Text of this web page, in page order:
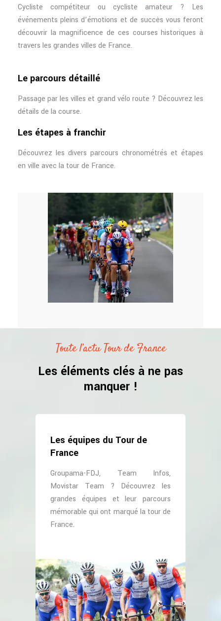
Cycliste compétiteur ou cycliste amateur ? Les
événements pleins d’émotions et de succès vous feront
découvrir la magnificence de ces courses historiques à
travers les grandes villes de France.
Le parcours détaillé
Passage par les villes et grand vélo route ? Découvrez les
détails de la course.
Les étapes à franchir
Découvrez les divers parcours chronométrés et étapes
en ville avec la tour de France.
Toute l’actu Tour de France
Les éléments clés à ne pas
manquer !
Les équipes du Tour de
France
Groupama-FDJ, Team Infos,
Movistar Team ? Découvrez les
grandes équipes et leur parcours
mémorable qui ont marqué la tour de
France.